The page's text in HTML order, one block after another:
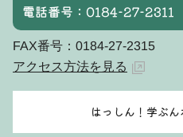
電話番号：0184-27-2311
FAX番号：0184-27-2315
アクセス方法を見る
はっしん！学ぶ